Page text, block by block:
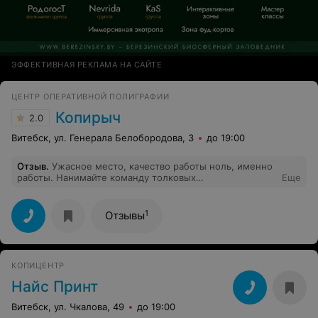
ЭФФЕКТИВНАЯ РЕКЛАМА НА САЙТЕ
ЦЕНТР ОПЕРАТИВНОЙ ПОЛИГРАФИИ
2.0 Копирыч
Витебск, ул. Генерала Белобородова, 3 до 19:00
Отзыв. Ужасное место, качество работы ноль, именно
работы. Нанимайте команду толковых
работать в графических редакторах,ну или удаляйте из
перечня услуг те, которые вы совершенно не в
состоянии оказать. Что говорить, если даже при
оформлении сертификата в подарок, умудряются
сделать ошибку) смешно)
Еще
Отзывы1
КОПИЦЕНТР
Найс Принт
Витебск, ул. Чкалова, 49 до 19:00